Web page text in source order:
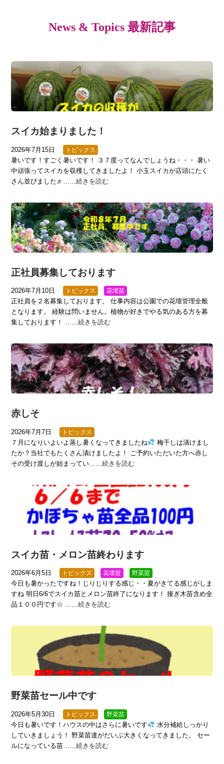
News & Topics 最新記事
スイカ始まりました！
2026年7月15日 トピックス
暑いです！すごく暑いです！ ３７度ってなんでしょうね・・・ 暑い
中頑張ってスイカを収穫してきましたよ！ 小玉スイカが店頭にたく
さん並びました♬……続きを読む
正社員募集しております
2026年7月10日 トピックス 花壇苗
正社員を２名募集しております。 仕事内容は公園での花壇管理全般
となります。 経験は問いません。植物が好きでやる気のある方を募
集しております！ ……続きを読む
赤しそ
2026年7月7日 トピックス
７月になりいよいよ蒸し暑くなってきましたね
梅干しは漬けまし
たか？当社でもたくさん漬けましたよ！ ご予約いただいた方へ赤し
その受け渡しが始まってい……続きを読む
スイカ苗・メロン苗終わります
2026年6月5日 トピックス 花壇苗 野菜苗
今日も暑かったですね！じりじりする感じ・・夏がきてる感じがしま
すね 明日6/6でスイカ苗とメロン苗終了になります！ 接ぎ木苗含め全
品１００円です☆ ……続きを読む
野菜苗セール中です
2026年5月30日 トピックス 野菜苗
今日も暑いです！ハウスの中はさらに暑いです
水分補給しっかり
していきましょう！ 野菜苗達がだいぶ大きくなってきました。 セー
ルになっている苗……続きを読む